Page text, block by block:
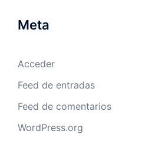
Meta
Acceder
Feed de entradas
Feed de comentarios
WordPress.org